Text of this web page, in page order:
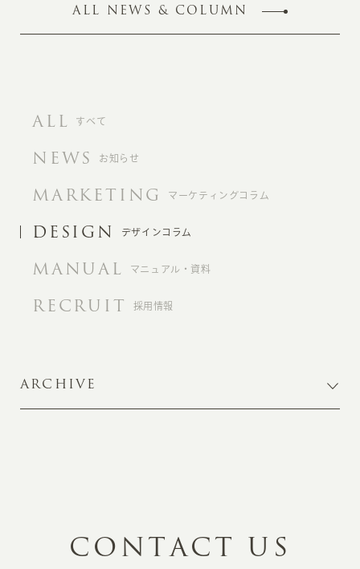
ALL NEWS & COLUMN
ALL すべて
NEWS お知らせ
MARKETING マーケティングコラム
DESIGN デザインコラム
MANUAL マニュアル・資料
RECRUIT 採用情報
ARCHIVE
CONTACT US